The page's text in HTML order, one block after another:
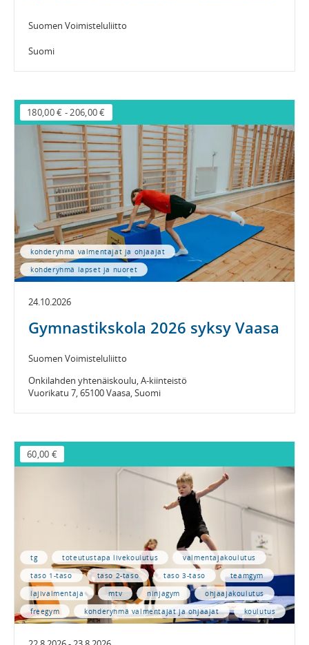
Suomen Voimisteluliitto
Suomi
180,00 € -206,00 €
kohderyhmä lapset ja nuoret
kohderyhmä valmentajat ja ohjaajat
24.10.2026
Gymnastikskola 2026 syksy Vaasa
Suomen Voimisteluliitto
Onkilahden yhtenäiskoulu, A-kiinteistö
Vuorikatu 7, 65100 Vaasa, Suomi
60,00 €
freegym kohderyhmä valmentajat ja ohjaajat koulutus
lajivalmentaja mtv ninjagym ohjaajakoulutus
taso 1-taso taso 2-taso taso 3-taso teamgym
tg toteutustapa livekoulutus valmentajakoulutus